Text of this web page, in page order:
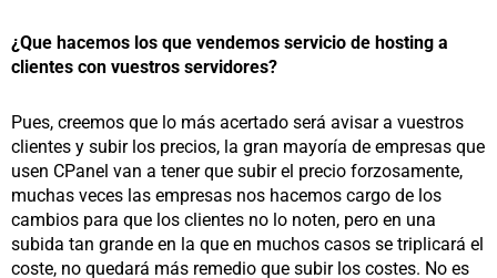
¿Que hacemos los que vendemos servicio de hosting a
clientes con vuestros servidores?
Pues, creemos que lo más acertado será avisar a vuestros
clientes y subir los precios, la gran mayoría de empresas que
usen CPanel van a tener que subir el precio forzosamente,
muchas veces las empresas nos hacemos cargo de los
cambios para que los clientes no lo noten, pero en una
subida tan grande en la que en muchos casos se triplicará el
coste, no quedará más remedio que subir los costes. No es